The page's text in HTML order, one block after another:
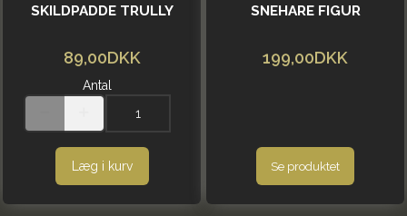
SKILDPADDE TRULLY
89,00DKK
Antal
Læg i kurv
SNEHARE FIGUR
199,00DKK
Se produktet